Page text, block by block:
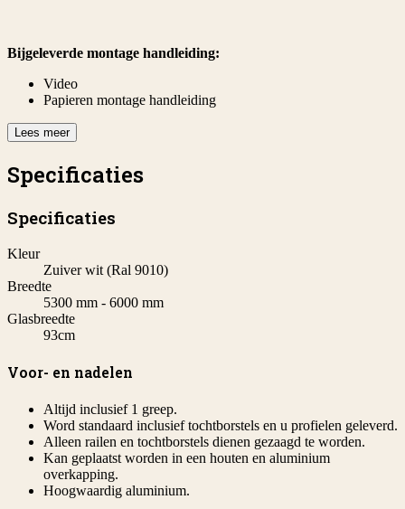
Bijgeleverde montage handleiding:
Video
Papieren montage handleiding
Lees meer
Specificaties
Specificaties
Kleur
Zuiver wit (Ral 9010)
Breedte
5300 mm - 6000 mm
Glasbreedte
93cm
Voor- en nadelen
Altijd inclusief 1 greep.
Word standaard inclusief tochtborstels en u profielen geleverd.
Alleen railen en tochtborstels dienen gezaagd te worden.
Kan geplaatst worden in een houten en aluminium
overkapping.
Hoogwaardig aluminium.